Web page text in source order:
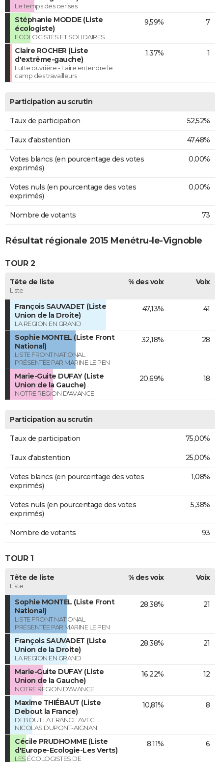
Le temps des cerises
Stéphanie MODDE (Liste
écologiste)
ECOLOGISTES ET SOLIDAIRES
9,59% 7
Claire ROCHER (Liste
d'extrême-gauche)
Lutte ouvrière - Faire entendre le
camp des travailleurs
1,37% 1
Participation au scrutin
Taux de participation 52,52%
Taux d'abstention 47,48%
Votes blancs (en pourcentage des votes
exprimés)
0,00%
Votes nuls (en pourcentage des votes
exprimés)
0,00%
Nombre de votants 73
Résultat régionale 2015 Menétru-le-Vignoble
TOUR 2
Tête de liste
Liste
% des voix Voix
François SAUVADET (Liste
Union de la Droite)
LA REGION EN GRAND
47,13% 41
Sophie MONTEL (Liste Front
National)
LISTE FRONT NATIONAL
PRÉSENTÉE PAR MARINE LE PEN
32,18% 28
Marie-Guite DUFAY (Liste
Union de la Gauche)
NOTRE REGION D'AVANCE
20,69% 18
Participation au scrutin
Taux de participation 75,00%
Taux d'abstention 25,00%
Votes blancs (en pourcentage des votes
exprimés)
1,08%
Votes nuls (en pourcentage des votes
exprimés)
5,38%
Nombre de votants 93
TOUR 1
Tête de liste
Liste
% des voix Voix
Sophie MONTEL (Liste Front
National)
LISTE FRONT NATIONAL
PRÉSENTÉE PAR MARINE LE PEN
28,38% 21
François SAUVADET (Liste
Union de la Droite)
LA REGION EN GRAND
28,38% 21
Marie-Guite DUFAY (Liste
Union de la Gauche)
NOTRE REGION D'AVANCE
16,22% 12
Maxime THIÉBAUT (Liste
Debout la France)
DEBOUT LA FRANCE AVEC
NICOLAS DUPONT-AIGNAN
10,81% 8
Cécile PRUDHOMME (Liste
d'Europe-Ecologie-Les Verts)
LES ÉCOLOGISTES DE
8,11% 6